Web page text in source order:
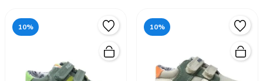
10% 10%